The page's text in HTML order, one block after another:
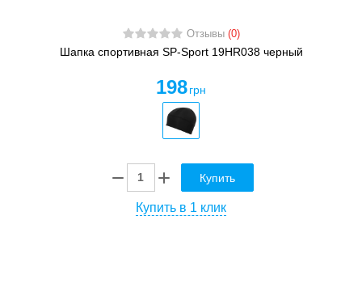
Отзывы (0)
Шапка спортивная SP-Sport 19HR038 черный
198 грн
Купить
Купить в 1 клик